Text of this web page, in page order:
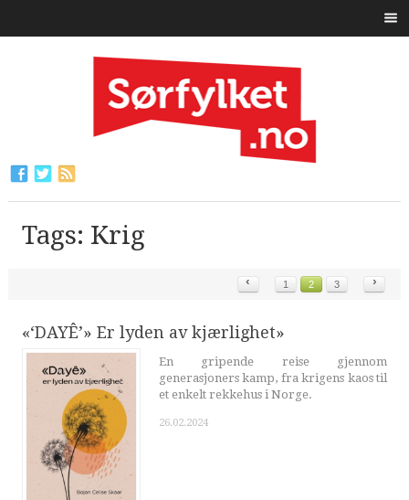
Tags: Krig
‹ 1 2 3 ›
«‘DAYÊ’» Er lyden av kjærlighet»
En gripende reise gjennom
generasjoners kamp, fra krigens kaos til
et enkelt rekkehus i Norge.
26.02.2024